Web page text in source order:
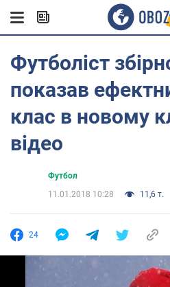
Футболіст
показав
клас в новому
відео
Футбол
11.01.2018 10:28
11,6 т.
24